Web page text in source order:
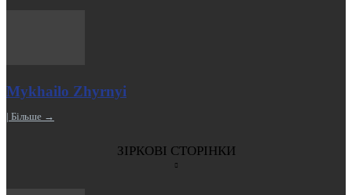
Mykhailo Zhyrnyi
| Більше →
ЗІРКОВІ СТОРІНКИ